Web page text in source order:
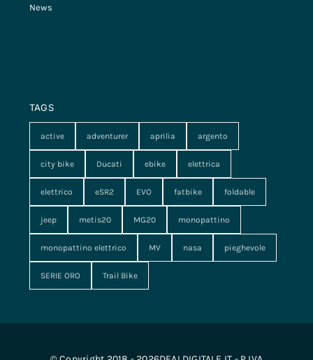
News
TAGS
active adventurer aprilia argento
city bike Ducati ebike elettrica
elettrico eSR2 EVO fatbike foldable
jeep metis20 MG20 monopattino
monopattino elettrico MV nasa pieghevole
SERIE ORO Trail Bike